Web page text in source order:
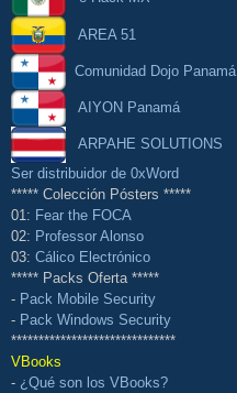
AREA 51
Comunidad Dojo Panamá
AIYON Panamá
ARPAHE SOLUTIONS
Ser distribuidor de 0xWord
***** Colección Pósters *****
01: Fear the FOCA
02: Professor Alonso
03: Cálico Electrónico
***** Packs Oferta *****
- Pack Mobile Security
- Pack Windows Security
******************************
VBooks
- ¿Qué son los VBooks?